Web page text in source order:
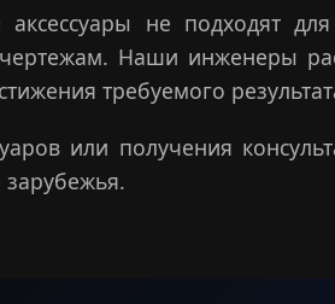
аксессуары не подходят
Наши инженеры
требуемого
или получения